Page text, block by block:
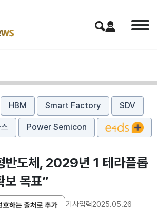
HBM Smart Factory SDV
Power Semicon
반도체, 2029년 1 테라플롭
보 목표”
기사입력2025.05.26